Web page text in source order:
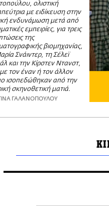
ολιστική
με ειδίκευση στην
ενδυνάμωση μετά από
εμπειρίες, για τρεις
της
βιομηχανίας,
Σνάιντερ, τη Σέλεϊ
και την Κίρστεν Ντανστ,
τον έναν ή τον άλλον
ισοπεδώθηκαν από την
σκηνοθετική ματιά.
ΓΑΛΑΝΟΠΟΥΛΟΥ